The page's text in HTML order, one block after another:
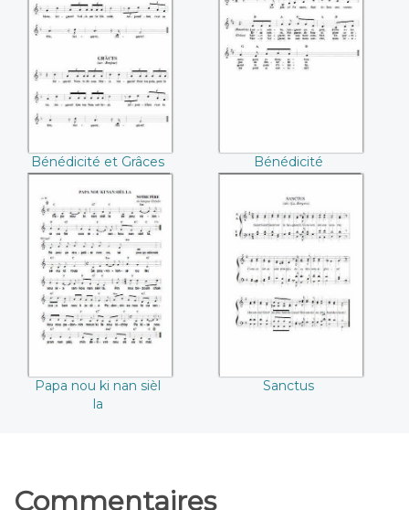
Bénédicité et
Grâces
Bénédicité et Grâces
Bénédicité
Bénédicité
Papa nou ki nan
sièl la
Papa nou ki nan sièl
la
Sanctus
Sanctus
Commentaires